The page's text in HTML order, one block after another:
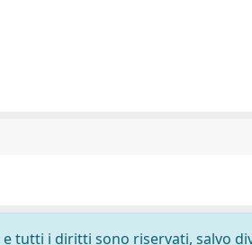
tutti i diritti sono riservati, salvo